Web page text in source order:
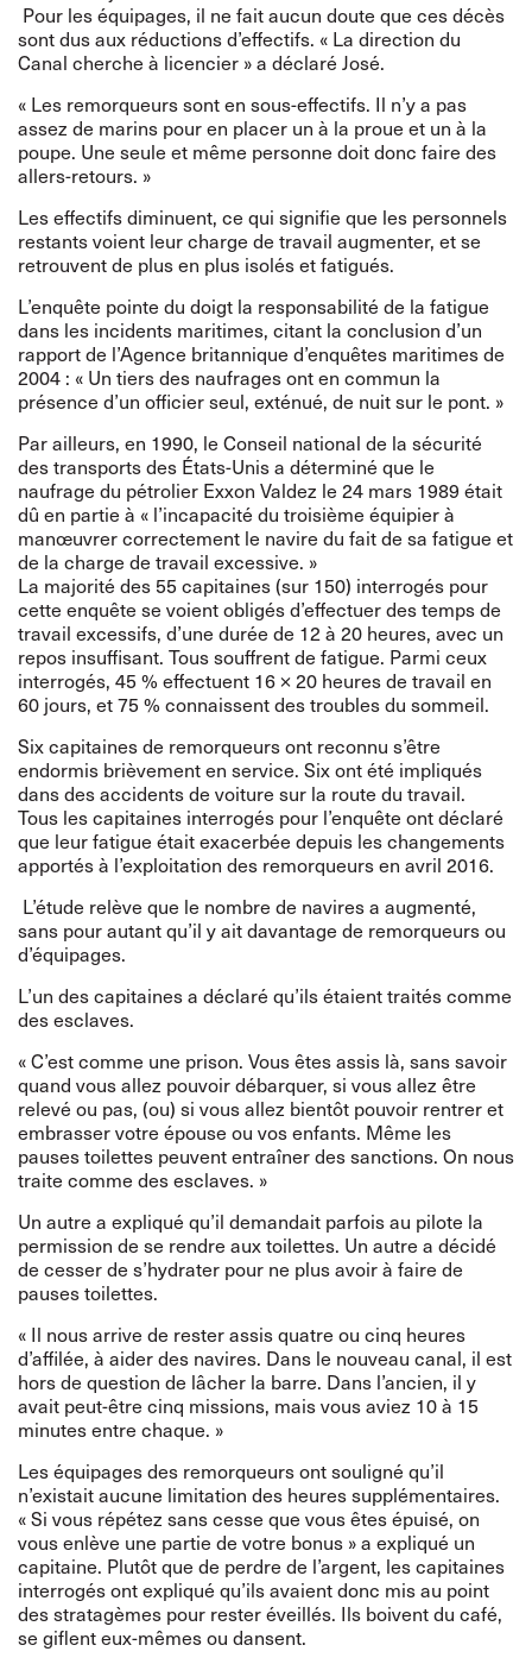
Pour les équipages, il ne fait aucun doute que ces décès
sont dus aux réductions d’effectifs. « La direction du
Canal cherche à licencier » a déclaré José.
« Les remorqueurs sont en sous-effectifs. Il n’y a pas
assez de marins pour en placer un à la proue et un à la
poupe. Une seule et même personne doit donc faire des
allers-retours. »
Les effectifs diminuent, ce qui signifie que les personnels
restants voient leur charge de travail augmenter, et se
retrouvent de plus en plus isolés et fatigués.
L’enquête pointe du doigt la responsabilité de la fatigue
dans les incidents maritimes, citant la conclusion d’un
rapport de l’Agence britannique d’enquêtes maritimes de
2004 : « Un tiers des naufrages ont en commun la
présence d’un officier seul, exténué, de nuit sur le pont. »
Par ailleurs, en 1990, le Conseil national de la sécurité
des transports des États-Unis a déterminé que le
naufrage du pétrolier Exxon Valdez le 24 mars 1989 était
dû en partie à « l’incapacité du troisième équipier à
manœuvrer correctement le navire du fait de sa fatigue et
de la charge de travail excessive. »
La majorité des 55 capitaines (sur 150) interrogés pour
cette enquête se voient obligés d’effectuer des temps de
travail excessifs, d’une durée de 12 à 20 heures, avec un
repos insuffisant. Tous souffrent de fatigue. Parmi ceux
interrogés, 45 % effectuent 16 × 20 heures de travail en
60 jours, et 75 % connaissent des troubles du sommeil.
Six capitaines de remorqueurs ont reconnu s’être
endormis brièvement en service. Six ont été impliqués
dans des accidents de voiture sur la route du travail.
Tous les capitaines interrogés pour l’enquête ont déclaré
que leur fatigue était exacerbée depuis les changements
apportés à l’exploitation des remorqueurs en avril 2016.
L’étude relève que le nombre de navires a augmenté,
sans pour autant qu’il y ait davantage de remorqueurs ou
d’équipages.
L’un des capitaines a déclaré qu’ils étaient traités comme
des esclaves.
« C’est comme une prison. Vous êtes assis là, sans savoir
quand vous allez pouvoir débarquer, si vous allez être
relevé ou pas, (ou) si vous allez bientôt pouvoir rentrer et
embrasser votre épouse ou vos enfants. Même les
pauses toilettes peuvent entraîner des sanctions. On nous
traite comme des esclaves. »
Un autre a expliqué qu’il demandait parfois au pilote la
permission de se rendre aux toilettes. Un autre a décidé
de cesser de s’hydrater pour ne plus avoir à faire de
pauses toilettes.
« Il nous arrive de rester assis quatre ou cinq heures
d’affilée, à aider des navires. Dans le nouveau canal, il est
hors de question de lâcher la barre. Dans l’ancien, il y
avait peut-être cinq missions, mais vous aviez 10 à 15
minutes entre chaque. »
Les équipages des remorqueurs ont souligné qu’il
n’existait aucune limitation des heures supplémentaires.
« Si vous répétez sans cesse que vous êtes épuisé, on
vous enlève une partie de votre bonus » a expliqué un
capitaine. Plutôt que de perdre de l’argent, les capitaines
interrogés ont expliqué qu’ils avaient donc mis au point
des stratagèmes pour rester éveillés. Ils boivent du café,
se giflent eux-mêmes ou dansent.